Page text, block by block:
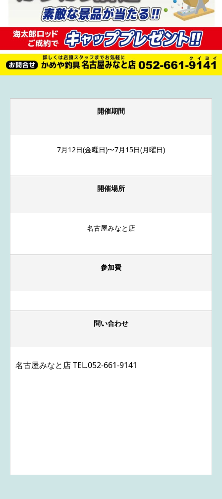
開催期間
7月12日(金曜日)〜7月15日(月曜日)
開催場所
名古屋みなと店
参加費
問い合わせ
名古屋みなと店 TEL.052-661-9141